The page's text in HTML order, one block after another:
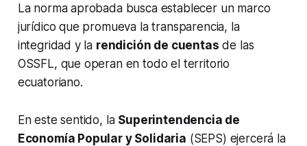
La norma aprobada busca establecer un marco
jurídico que promueva la transparencia, la
integridad y la rendición de cuentas de las
OSSFL, que operan en todo el territorio
ecuatoriano.
En este sentido, la Superintendencia de
Economía Popular y Solidaria (SEPS) ejercerá la